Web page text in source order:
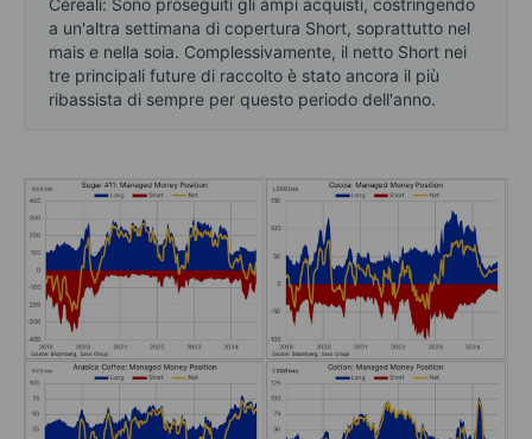
a un'altra settimana di copertura Short, soprattutto nel
mais e nella soia. Complessivamente, il netto Short nei
tre principali future di raccolto è stato ancora il più
ribassista di sempre per questo periodo dell'anno.